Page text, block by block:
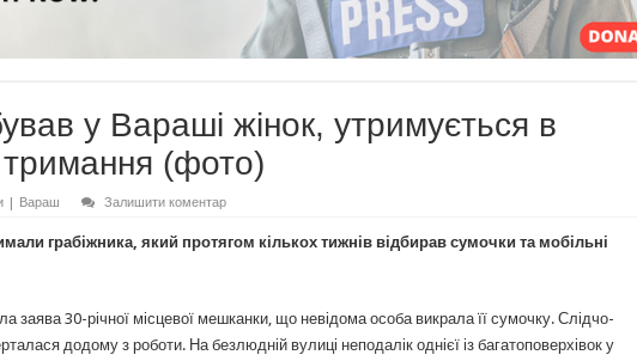
у Вараші жінок, утримується в
тримання (фото)
| Вараш Залишити коментар
грабіжника, який протягом кількох тижнів відбирав сумочки та мобільні
заява 30-річної місцевої мешканки, що невідома особа викрала її сумочку. Слідчо-
додому з роботи. На безлюдній вулиці неподалік однієї із багатоповерхівок у